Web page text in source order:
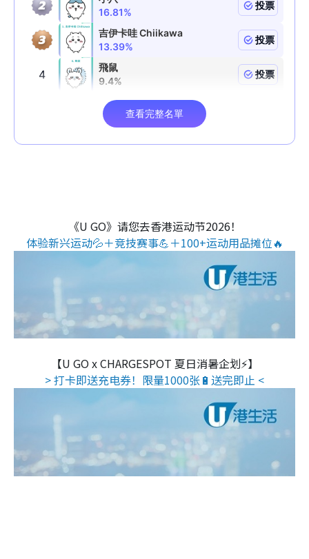
《U GO》请您去香港运动节2026！
体验新兴运动💦＋竞技赛事💪＋100+运动用品摊位🔥
【U GO x CHARGESPOT 夏日消暑企划⚡】
> 打卡即送充电券！限量1000张🔋送完即止 <